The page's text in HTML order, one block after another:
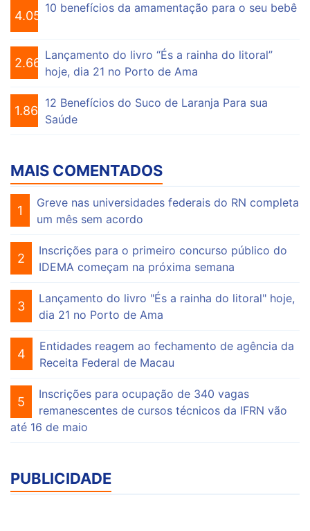
4.056
10 benefícios da amamentação para o seu bebê
2.663
Lançamento do livro “És a rainha do litoral”
hoje, dia 21 no Porto de Ama
1.865
12 Benefícios do Suco de Laranja Para sua
Saúde
MAIS COMENTADOS
1
Greve nas universidades federais do RN completa
um mês sem acordo
2
Inscrições para o primeiro concurso público do
IDEMA começam na próxima semana
3
Lançamento do livro "És a rainha do litoral" hoje,
dia 21 no Porto de Ama
4
Entidades reagem ao fechamento de agência da
Receita Federal de Macau
5
Inscrições para ocupação de 340 vagas
remanescentes de cursos técnicos da IFRN vão
até 16 de maio
PUBLICIDADE